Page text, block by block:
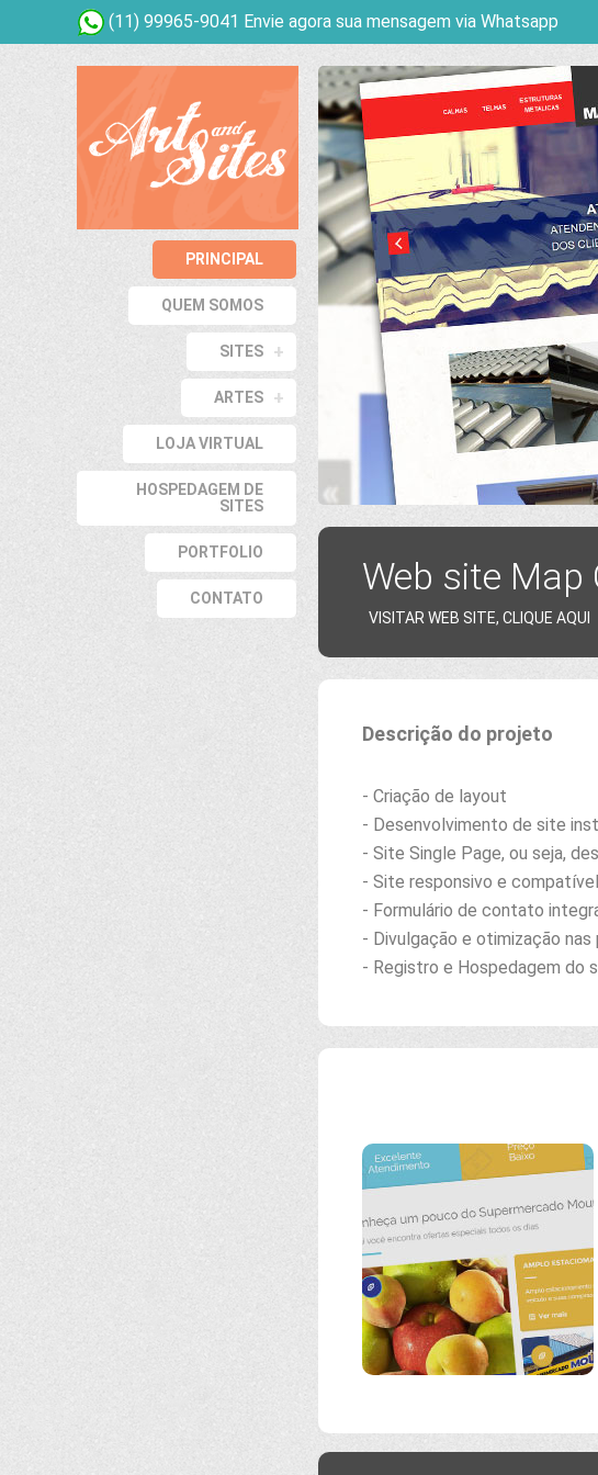
(11) 99965-9041 Envie agora sua mensagem via Whatsapp
PRINCIPAL
QUEM SOMOS
SITES +
ARTES +
LOJA VIRTUAL
HOSPEDAGEM DE
SITES
PORTFOLIO
CONTATO Web site
VISITAR WEB SITE, CLIQUE AQUI
Descrição do projeto
- Criação de layout
- Desenvolvimento de site
- Site Single Page, ou seja,
- Site responsivo e
- Formulário de contato
- Divulgação e otimização
- Registro e Hospedagem do